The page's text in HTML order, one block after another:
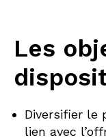
Les
Diversifier le
lien avec